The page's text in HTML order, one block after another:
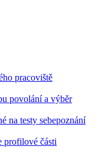
pracoviště
povolání a výběr
na testy sebepoznání
profilové části